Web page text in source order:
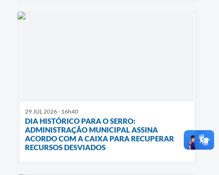
29 JUL 2026 - 16h40
DIA HISTÓRICO PARA O SERRO:
ADMINISTRAÇÃO MUNICIPAL ASSINA
ACORDO COM A CAIXA PARA RECUPERAR
RECURSOS DESVIADOS